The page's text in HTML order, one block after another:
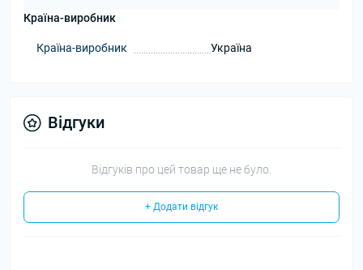
Країна-виробник
Країна-виробник Україна
Відгуки
Відгуків про цей товар ще не було.
+ Додати відгук